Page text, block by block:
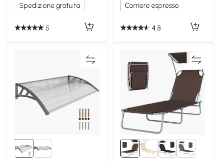
Spedizione gratuita
5
Corriere espresso
4.8